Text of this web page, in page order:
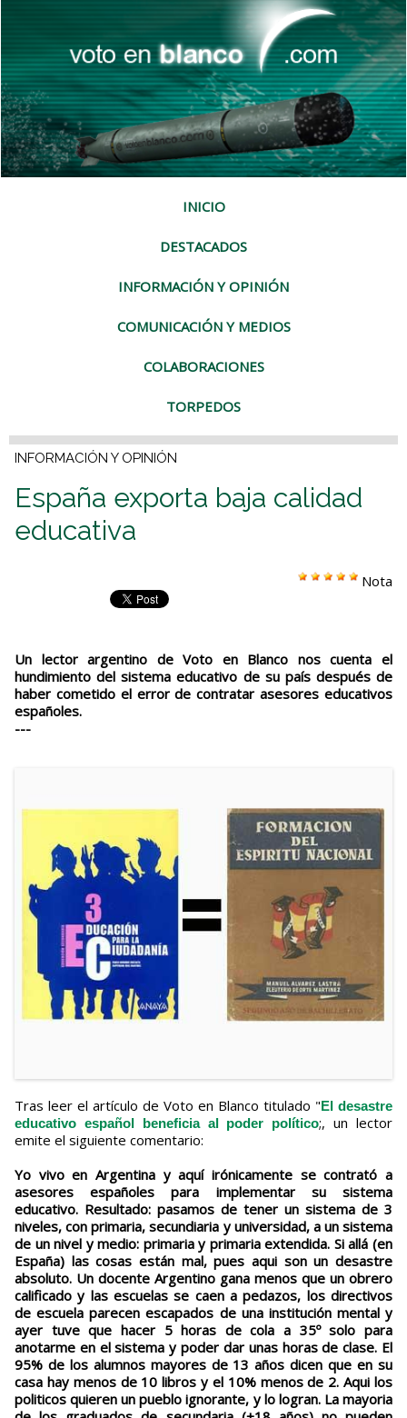
INICIO
DESTACADOS
INFORMACIÓN Y OPINIÓN
COMUNICACIÓN Y MEDIOS
COLABORACIONES
TORPEDOS
INFORMACIÓN Y OPINIÓN
España exporta baja calidad
educativa
Nota
Un lector argentino de Voto en Blanco nos cuenta el
hundimiento del sistema educativo de su país después de
haber cometido el error de contratar asesores educativos
españoles.
---
Tras leer el artículo de Voto en Blanco titulado "El desastre
educativo español beneficia al poder político;, un lector
emite el siguiente comentario:
Yo vivo en Argentina y aquí irónicamente se contrató a
asesores españoles para implementar su sistema
educativo. Resultado: pasamos de tener un sistema de 3
niveles, con primaria, secundiaria y universidad, a un sistema
de un nivel y medio: primaria y primaria extendida. Si allá (en
España) las cosas están mal, pues aqui son un desastre
absoluto. Un docente Argentino gana menos que un obrero
calificado y las escuelas se caen a pedazos, los directivos
de escuela parecen escapados de una institución mental y
ayer tuve que hacer 5 horas de cola a 35º solo para
anotarme en el sistema y poder dar unas horas de clase. El
95% de los alumnos mayores de 13 años dicen que en su
casa hay menos de 10 libros y el 10% menos de 2. Aqui los
politicos quieren un pueblo ignorante, y lo logran. La mayoria